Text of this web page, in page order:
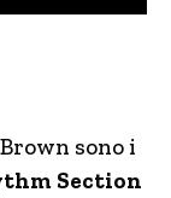
sono i
Section